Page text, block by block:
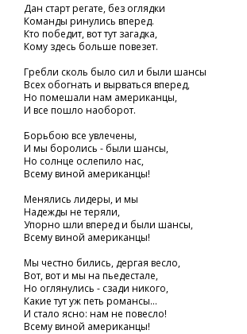
Дан старт регате, без оглядки
Команды ринулись вперед.
Кто победит, вот тут загадка,
Кому здесь больше повезет.
Гребли сколь было сил и были шансы
Всех обогнать и вырваться вперед,
Но помешали нам американцы,
И все пошло наоборот.
Борьбою все увлечены,
И мы боролись - были шансы,
Но солнце ослепило нас,
Всему виной американцы!
Менялись лидеры, и мы
Надежды не теряли,
Упорно шли вперед и были шансы,
Всему виной американцы!
Мы честно бились, дергая весло,
Вот, вот и мы на пьедестале,
Но оглянулись - сзади никого,
Какие тут уж петь романсы...
И стало ясно: нам не повесло!
Всему виной американцы!